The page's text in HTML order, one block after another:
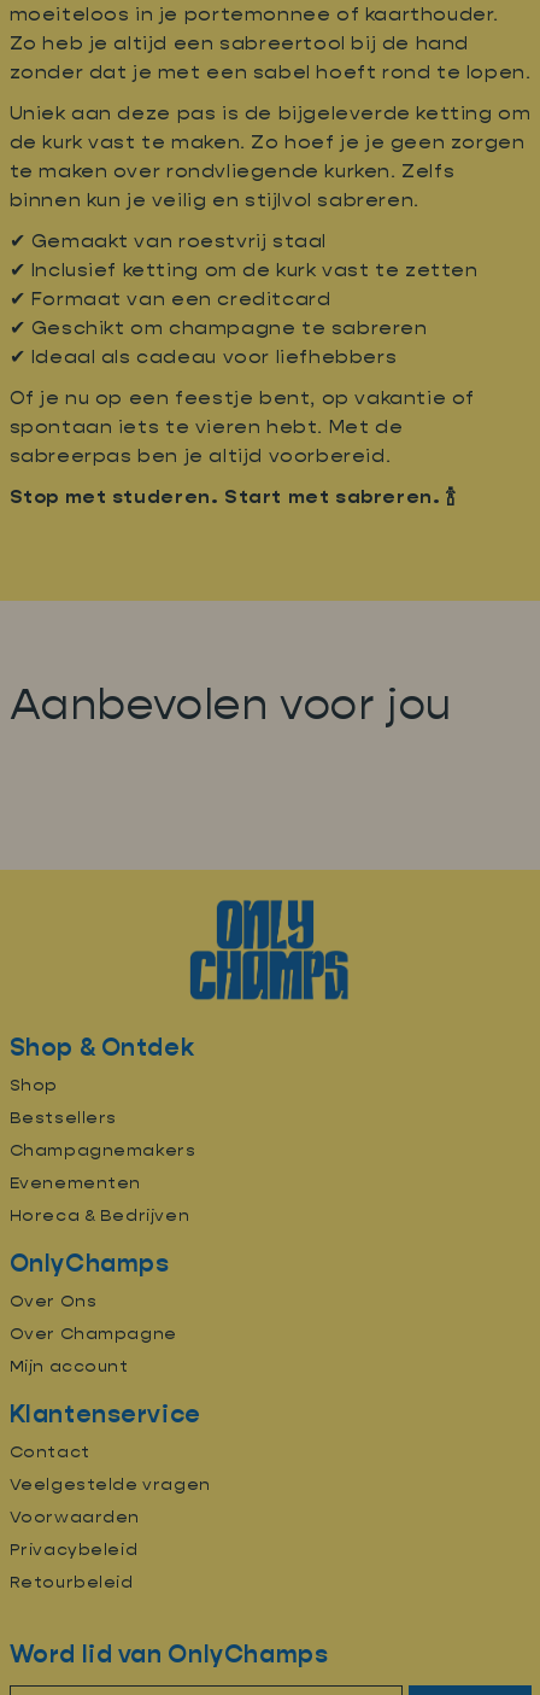
moeiteloos in je portemonnee of kaarthouder.
Zo heb je altijd een sabreertool bij de hand
zonder dat je met een sabel hoeft rond te lopen.
Uniek aan deze pas is de bijgeleverde ketting om
de kurk vast te maken. Zo hoef je je geen zorgen
te maken over rondvliegende kurken. Zelfs
binnen kun je veilig en stijlvol sabreren.
✔ Gemaakt van roestvrij staal
✔ Inclusief ketting om de kurk vast te zetten
✔ Formaat van een creditcard
✔ Geschikt om champagne te sabreren
✔ Ideaal als cadeau voor liefhebbers
Of je nu op een feestje bent, op vakantie of
spontaan iets te vieren hebt. Met de
sabreerpas ben je altijd voorbereid.
Stop met studeren. Start met sabreren. 🍾
Aanbevolen voor jou
Shop & Ontdek
Shop
Bestsellers
Champagnemakers
Evenementen
Horeca & Bedrijven
OnlyChamps
Over Ons
Over Champagne
Mijn account
Klantenservice
Contact
Veelgestelde vragen
Voorwaarden
Privacybeleid
Retourbeleid
Word lid van OnlyChamps